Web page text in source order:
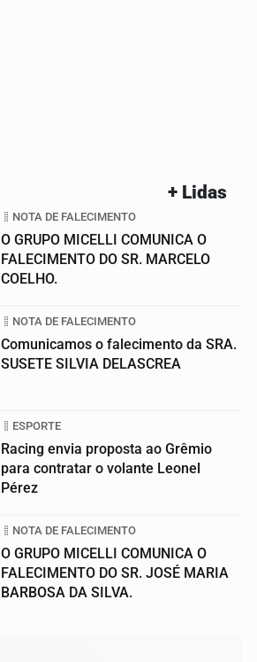
+ Lidas
NOTA DE FALECIMENTO
O GRUPO MICELLI COMUNICA O
FALECIMENTO DO SR. MARCELO
COELHO.
NOTA DE FALECIMENTO
Comunicamos o falecimento da SRA.
SUSETE SILVIA DELASCREA
ESPORTE
Racing envia proposta ao Grêmio
para contratar o volante Leonel
Pérez
NOTA DE FALECIMENTO
O GRUPO MICELLI COMUNICA O
FALECIMENTO DO SR. JOSÉ MARIA
BARBOSA DA SILVA.